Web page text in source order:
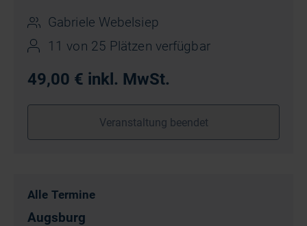
Gabriele Webelsiep
11 von 25 Plätzen verfügbar
49,00 € inkl. MwSt.
Veranstaltung beendet
Alle Termine
Augsburg